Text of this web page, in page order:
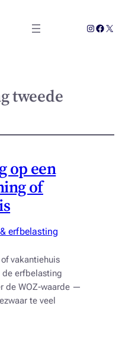
Instagram
X
tweede
op een
of
erfbelasting
vakantiehuis
de erfbelasting
de WOZ-waarde —
te veel